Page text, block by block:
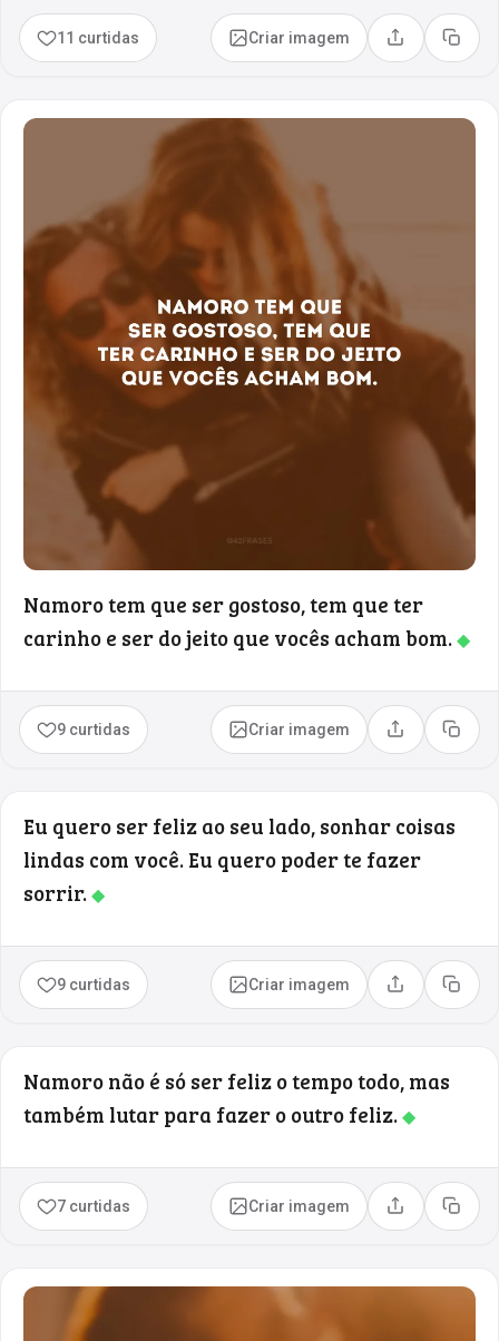
11 curtidas Criar imagem Compartilhar
Copiar
Namoro tem que ser gostoso, tem que ter
carinho e ser do jeito que vocês acham bom.◆
9 curtidas Criar imagem Compartilhar
Copiar
Eu quero ser feliz ao seu lado, sonhar coisas
lindas com você. Eu quero poder te fazer
sorrir.◆
9 curtidas Criar imagem Compartilhar
Copiar
Namoro não é só ser feliz o tempo todo, mas
também lutar para fazer o outro feliz.◆
7 curtidas Criar imagem Compartilhar
Copiar